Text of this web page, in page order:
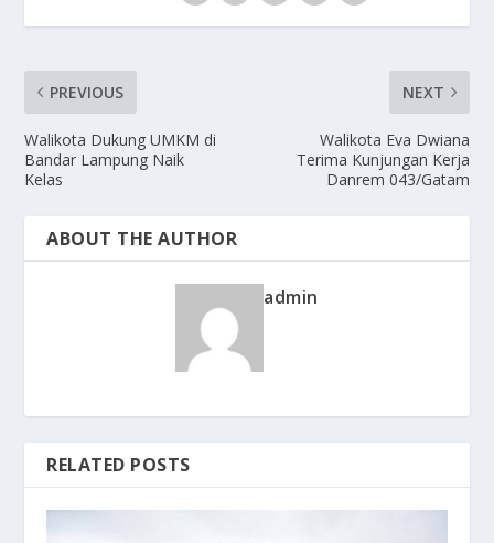
PREVIOUS
Walikota Dukung UMKM di
Bandar Lampung Naik
Kelas
NEXT
Walikota Eva Dwiana
Terima Kunjungan Kerja
Danrem 043/Gatam
ABOUT THE AUTHOR
admin
RELATED POSTS